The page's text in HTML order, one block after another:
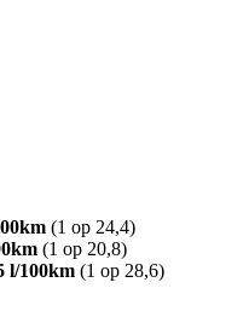
(1 op 24,4)
(1 op 20,8)
l/100km (1 op 28,6)